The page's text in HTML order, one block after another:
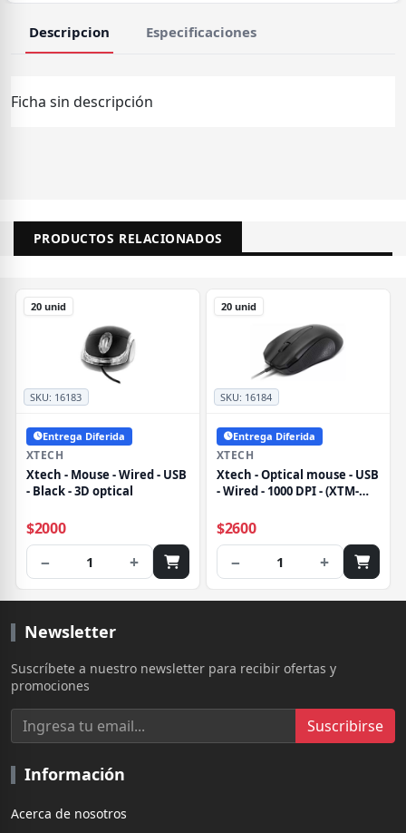
Descripcion Especificaciones
Ficha sin descripción
PRODUCTOS RELACIONADOS
SKU: 16183
20 unid
Entrega Diferida
XTECH
Xtech - Mouse - Wired - USB
- Black - 3D optical
$2000
− 1 +
SKU: 16184
20 unid
Entrega Diferida
XTECH
Xtech - Optical mouse - USB
- Wired - 1000 DPI - (XTM-
$2600
− 1 +
Newsletter
Suscríbete a nuestro newsletter para recibir ofertas y
promociones
Suscribirse
Información
Acerca de nosotros